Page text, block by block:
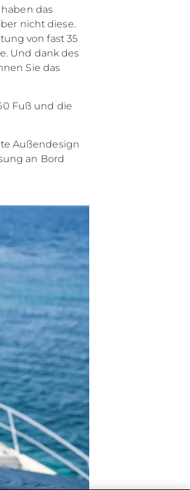
das
nicht diese.
von fast 35
Und dank des
Sie das
Fuß und die
Außendesign
an Bord